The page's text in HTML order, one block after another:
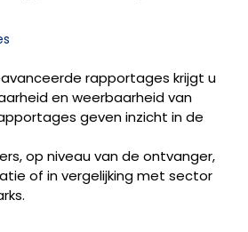
rapportages krijgt u
en weerbaarheid van
geven inzicht in de
op niveau van de ontvanger,
of in vergelijking met sector